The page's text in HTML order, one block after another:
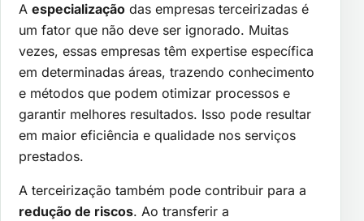
A especialização das empresas terceirizadas é
um fator que não deve ser ignorado. Muitas
vezes, essas empresas têm expertise específica
em determinadas áreas, trazendo conhecimento
e métodos que podem otimizar processos e
garantir melhores resultados. Isso pode resultar
em maior eficiência e qualidade nos serviços
prestados.
A terceirização também pode contribuir para a
redução de riscos. Ao transferir a